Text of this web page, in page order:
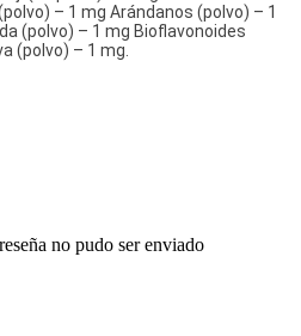
– 1 mg Arándanos (polvo) – 1
(polvo) – 1 mg Bioflavonoides
(polvo) – 1 mg.
no pudo ser enviado